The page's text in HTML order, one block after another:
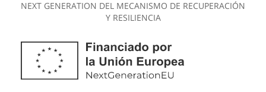
NEXT GENERATION DEL MECANISMO DE RECUPERACIÓN
Y RESILIENCIA